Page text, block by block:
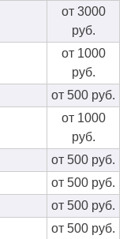
от 3000
руб.
от 1000
руб.
от 500 руб.
от 1000
руб.
от 500 руб.
от 500 руб.
от 500 руб.
от 500 руб.